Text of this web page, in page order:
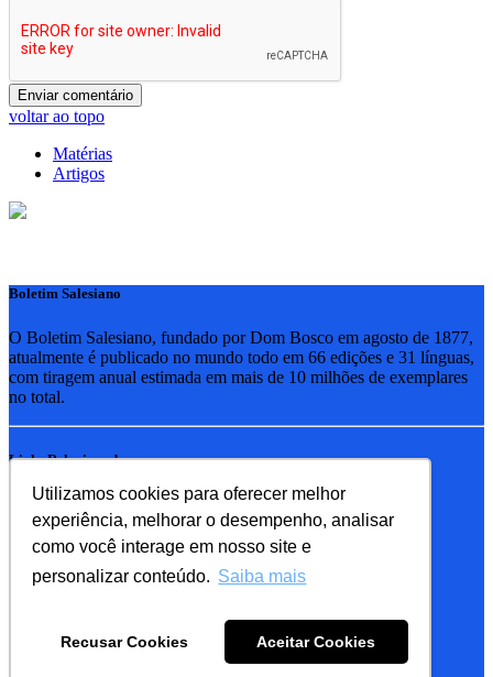
Utilizamos cookies para oferecer melhor
experiência, melhorar o desempenho, analisar
como você interage em nosso site e
personalizar conteúdo. Saiba mais
Recusar Cookies Aceitar Cookies
voltar ao topo
Matérias
Artigos
Boletim Salesiano
O Boletim Salesiano, fundado por Dom Bosco em agosto de 1877,
atualmente é publicado no mundo todo em 66 edições e 31 línguas,
com tiragem anual estimada em mais de 10 milhões de exemplares
no total.
Links Relacionados
RSB - Rede Salesiana Brasil
EDEBE - Editora
UPV - União pela Vida
Familia Salesiana
SDB - Salesianos de Dom Bosco
FMA - Filhas de Maria Auxiliadora